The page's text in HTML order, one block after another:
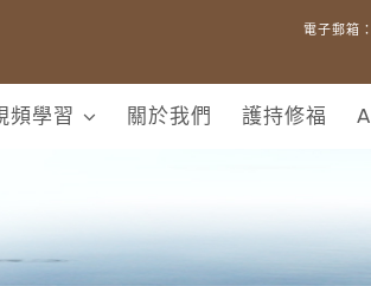
電子郵箱
頻學習 關於我們 護持修福